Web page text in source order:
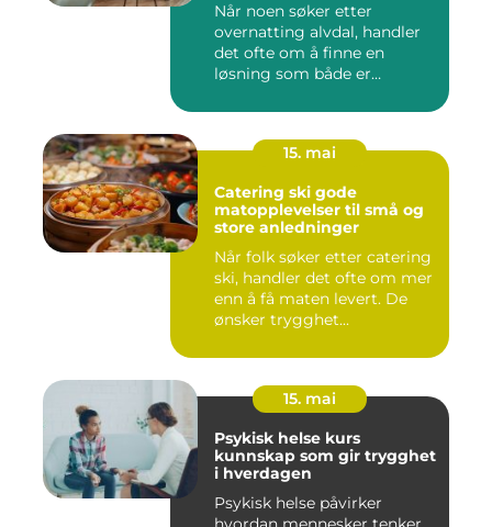
Når noen søker etter
overnatting alvdal, handler
det ofte om å finne en
løsning som både er
15. mai
Catering ski gode
matopplevelser til små og
store anledninger
Når folk søker etter catering
ski, handler det ofte om mer
enn å få maten levert. De
ønsker trygghet...
15. mai
Psykisk helse kurs
kunnskap som gir trygghet
i hverdagen
Psykisk helse påvirker